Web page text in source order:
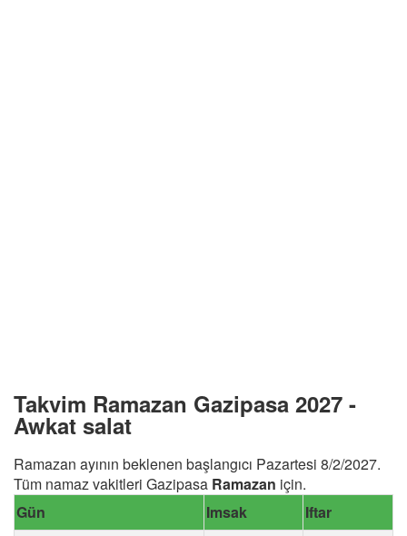
Takvim Ramazan Gazipasa 2027 -
Awkat salat
Ramazan ayının beklenen başlangıcı Pazartesi 8/2/2027.
Tüm namaz vakitleri Gazipasa Ramazan için.
Gün
Imsak
Iftar